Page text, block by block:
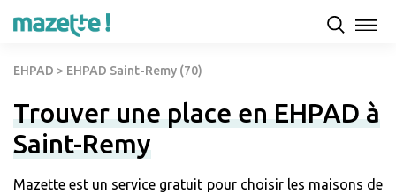
EHPAD > EHPAD Saint-Remy (70)
Trouver une place en EHPAD à
Saint-Remy
Mazette est un service gratuit pour choisir les maisons de